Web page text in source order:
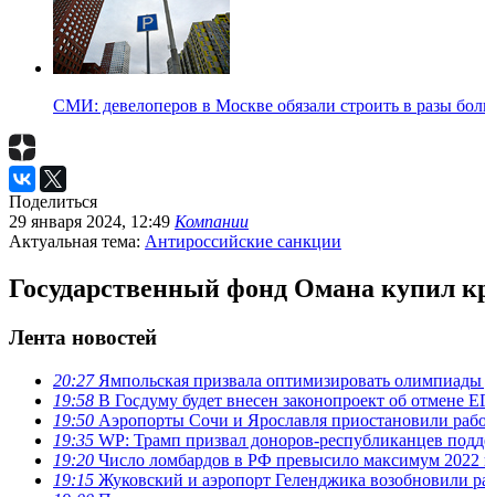
СМИ: девелоперов в Москве обязали строить в разы
Поделиться
29 января 2024, 12:49 Компании
Актуальная тема: Антироссийские санкции
Государственный фонд Омана купил
Лента новостей
20:27Ямпольская призвала оптимизировать олимпиады
19:58 В Госдуму будет внесен законопроект об отмене
19:50 Аэропорты Сочи и Ярославля приостановили
19:35 WP: Трамп призвал доноров-республиканцев
19:20 Число ломбардов в РФ превысило максимум 2022
19:15 Жуковский и аэропорт Геленджика возобновили